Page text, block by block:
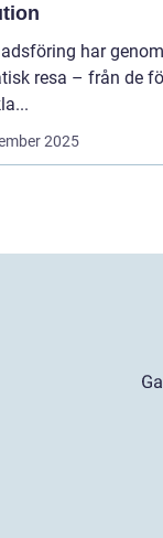
har
resa – från de
2025